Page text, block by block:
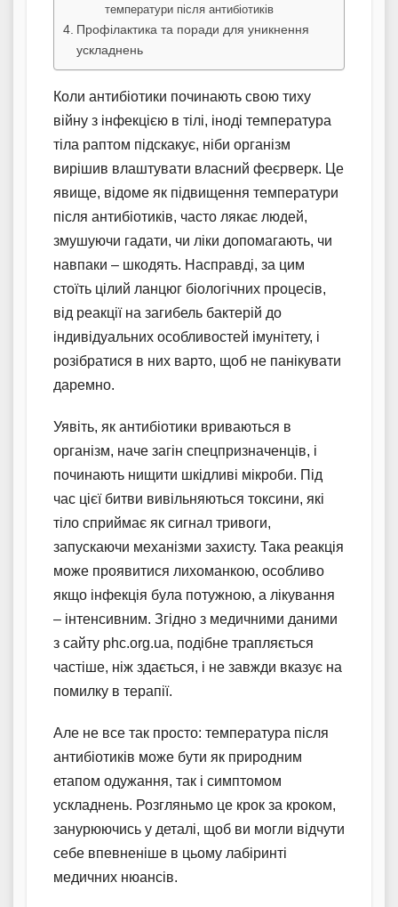
температури після антибіотиків
Профілактика та поради для уникнення
ускладнень
Коли антибіотики починають свою тиху
війну з інфекцією в тілі, іноді температура
тіла раптом підскакує, ніби організм
вирішив влаштувати власний феєрверк. Це
явище, відоме як підвищення температури
після антибіотиків, часто лякає людей,
змушуючи гадати, чи ліки допомагають, чи
навпаки – шкодять. Насправді, за цим
стоїть цілий ланцюг біологічних процесів,
від реакції на загибель бактерій до
індивідуальних особливостей імунітету, і
розібратися в них варто, щоб не панікувати
даремно.
Уявіть, як антибіотики вриваються в
організм, наче загін спецпризначенців, і
починають нищити шкідливі мікроби. Під
час цієї битви вивільняються токсини, які
тіло сприймає як сигнал тривоги,
запускаючи механізми захисту. Така реакція
може проявитися лихоманкою, особливо
якщо інфекція була потужною, а лікування
– інтенсивним. Згідно з медичними даними
з сайту phc.org.ua, подібне трапляється
частіше, ніж здається, і не завжди вказує на
помилку в терапії.
Але не все так просто: температура після
антибіотиків може бути як природним
етапом одужання, так і симптомом
ускладнень. Розгляньмо це крок за кроком,
занурюючись у деталі, щоб ви могли відчути
себе впевненіше в цьому лабіринті
медичних нюансів.